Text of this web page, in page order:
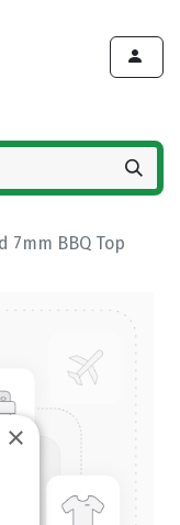
7mm BBQ Top
×